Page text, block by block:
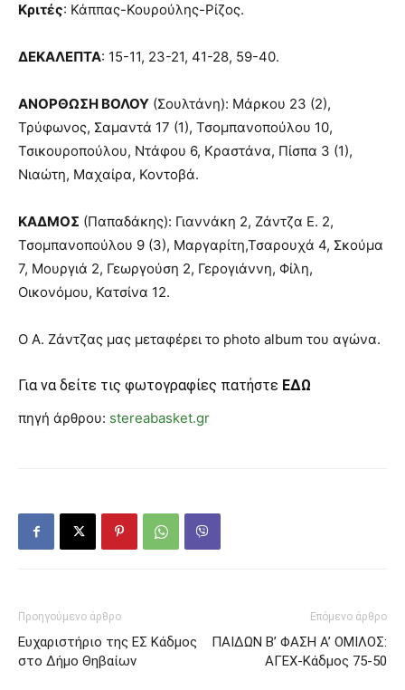
Κριτές: Κάππας-Κουρούλης-Ρίζος.
ΔΕΚΑΛΕΠΤΑ: 15-11, 23-21, 41-28, 59-40.
ΑΝΟΡΘΩΣΗ ΒΟΛΟΥ (Σουλτάνη): Μάρκου 23 (2),
Τρύφωνος, Σαμαντά 17 (1), Τσομπανοπούλου 10,
Τσικουροπούλου, Ντάφου 6, Κραστάνα, Πίσπα 3 (1),
Νιαώτη, Μαχαίρα, Κοντοβά.
ΚΑΔΜΟΣ (Παπαδάκης): Γιαννάκη 2, Ζάντζα Ε. 2,
Τσομπανοπούλου 9 (3), Μαργαρίτη,Τσαρουχά 4, Σκούμα
7, Μουργιά 2, Γεωργούση 2, Γερογιάννη, Φίλη,
Οικονόμου, Κατσίνα 12.
Ο Α. Ζάντζας μας μεταφέρει το photo album του αγώνα.
Για να δείτε τις φωτογραφίες πατήστε ΕΔΩ
πηγή άρθρου: stereabasket.gr
Προηγούμενο άρθρο
Ευχαριστήριο της ΕΣ Κάδμος
στο Δήμο Θηβαίων
Επόμενο άρθρο
ΠΑΙΔΩΝ Β’ ΦΑΣΗ Α’ ΟΜΙΛΟΣ:
ΑΓΕΧ-Κάδμος 75-50